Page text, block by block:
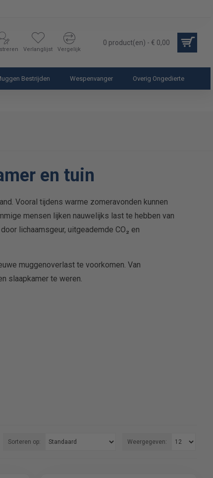
Verlanglijst Vergelijk
0 product(en) - € 0,00
Bestrijden Wespenvanger Overig Ongedierte
en tuin
Vooral tijdens warme zomeravonden kunnen
mensen lijken nauwelijks last te hebben van
lichaamsgeur, uitgeademde CO₂ en
muggenoverlast te voorkomen. Van
slaapkamer te weren.
Sorteren op: Weergegeven: